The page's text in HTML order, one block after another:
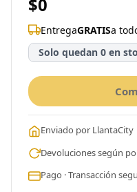
EntregaGRATISa
Solo quedan 0 en
Enviado por LlantaCity
Devoluciones según
Pago · Transacción